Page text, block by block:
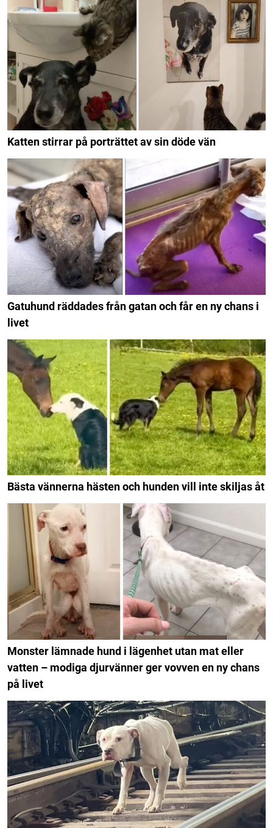
Katten stirrar på porträttet av sin döde vän
Gatuhund räddades från gatan och får en ny chans i
livet
Bästa vännerna hästen och hunden vill inte skiljas åt
Monster lämnade hund i lägenhet utan mat eller
vatten – modiga djurvänner ger vovven en ny chans
på livet